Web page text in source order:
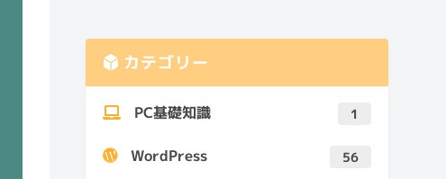
カテゴリー
PC基礎知識 1
WordPress 56